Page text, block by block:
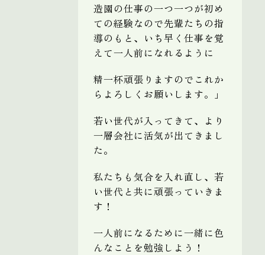
造園の仕事の一つ一つが初め
ての経験なので先輩たちの指
導のもと、いち早く仕事を覚
えて一人前になれるように
精一杯頑張りますのでこれか
らよろしくお願いします。」
若い世代が入ってきて、より
一層会社に活気が出てきまし
た。
私たちも気合を入れ直し、若
い世代と共に頑張っていきま
す！
一人前になるために一緒に色
んなことを勉強しよう！